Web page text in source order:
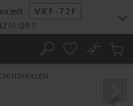
Suche
No